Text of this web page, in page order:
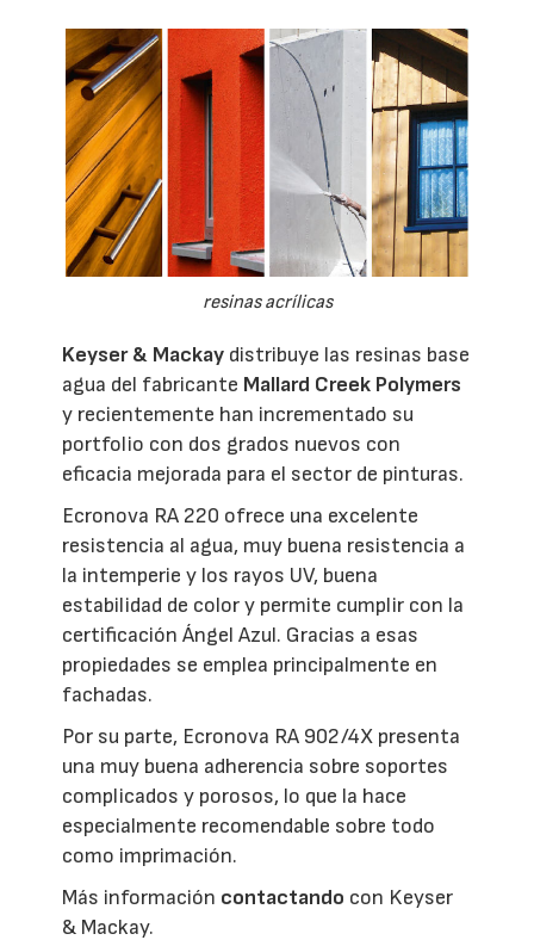
resinas acrílicas
Keyser & Mackay distribuye las resinas base
agua del fabricante Mallard Creek Polymers
y recientemente han incrementado su
portfolio con dos grados nuevos con
eficacia mejorada para el sector de pinturas.
Ecronova RA 220 ofrece una excelente
resistencia al agua, muy buena resistencia a
la intemperie y los rayos UV, buena
estabilidad de color y permite cumplir con la
certificación Ángel Azul. Gracias a esas
propiedades se emplea principalmente en
fachadas.
Por su parte, Ecronova RA 902/4X presenta
una muy buena adherencia sobre soportes
complicados y porosos, lo que la hace
especialmente recomendable sobre todo
como imprimación.
Más información contactando con Keyser
& Mackay.